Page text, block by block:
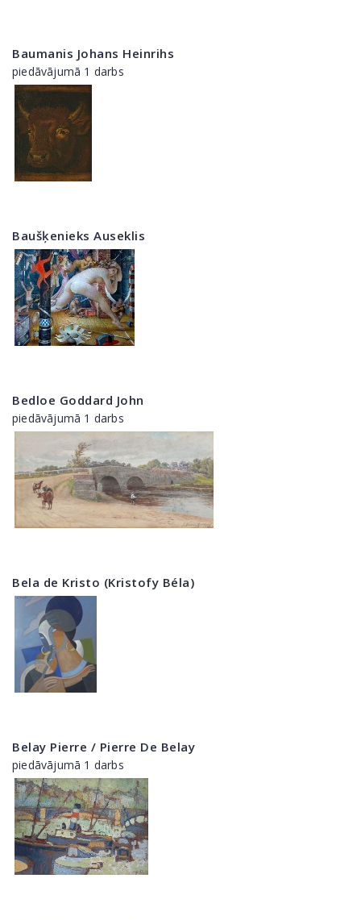
Baumanis Johans Heinrihs
piedāvājumā 1 darbs
Baušķenieks Auseklis
Bedloe Goddard John
piedāvājumā 1 darbs
Bela de Kristo (Kristofy Béla)
Belay Pierre / Pierre De Belay
piedāvājumā 1 darbs